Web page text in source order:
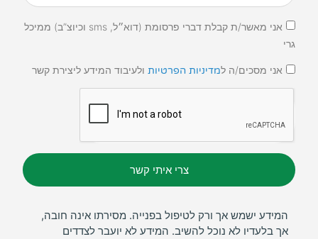
אני מאשר/ת קבלת דברי פרסומת (דוא״ל, sms וכיוצ”ב) ממיכל
גרי
אני מסכים/ה למדיניות הפרטיות ולעיבוד המידע ליצירת קשר
צרי איתי קשר
המידע ישמש אך ורק לטיפול בפנייה. מסירתו אינה חובה,
אך בלעדיו לא נוכל להשיב. המידע לא יועבר לצדדים